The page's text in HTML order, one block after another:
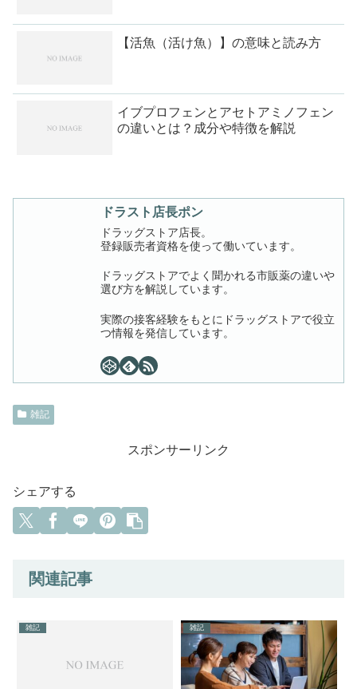
【活魚（活け魚）】の意味と読み方
イブプロフェンとアセトアミノフェン
の違いとは？成分や特徴を解説
ドラスト店長ポン
ドラッグストア店長。
登録販売者資格を使って働いています。
ドラッグストアでよく聞かれる市販薬の違いや
選び方を解説しています。
実際の接客経験をもとにドラッグストアで役立
つ情報を発信しています。
雑記
スポンサーリンク
シェアする
関連記事
雑記 雑記